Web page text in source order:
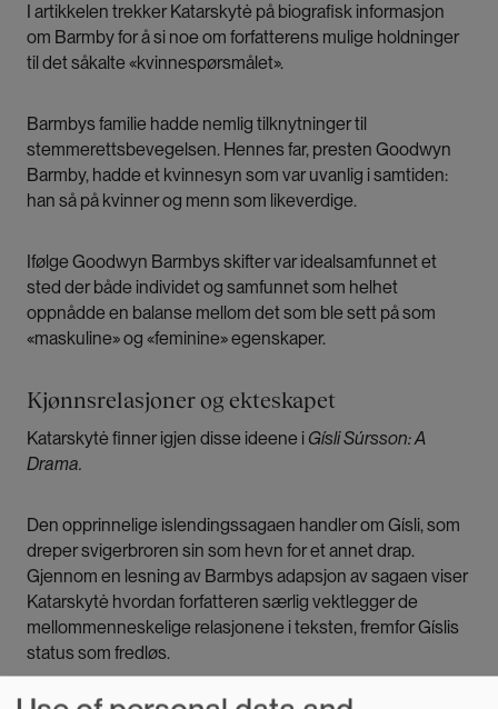
I artikkelen trekker Katarskytė på biografisk informasjon
om Barmby for å si noe om forfatterens mulige holdninger
til det såkalte «kvinnespørsmålet».
Barmbys familie hadde nemlig tilknytninger til
stemmerettsbevegelsen. Hennes far, presten Goodwyn
Barmby, hadde et kvinnesyn som var uvanlig i samtiden:
han så på kvinner og menn som likeverdige.
Ifølge Goodwyn Barmbys skifter var idealsamfunnet et
sted der både individet og samfunnet som helhet
oppnådde en balanse mellom det som ble sett på som
«maskuline» og «feminine» egenskaper.
Kjønnsrelasjoner og ekteskapet
Katarskytė finner igjen disse ideene i Gísli Súrsson: A
Drama.
Den opprinnelige islendingssagaen handler om Gísli, som
dreper svigerbroren sin som hevn for et annet drap.
Gjennom en lesning av Barmbys adapsjon av sagaen viser
Katarskytė hvordan forfatteren særlig vektlegger de
mellommenneskelige relasjonene i teksten, fremfor Gíslis
status som fredløs.